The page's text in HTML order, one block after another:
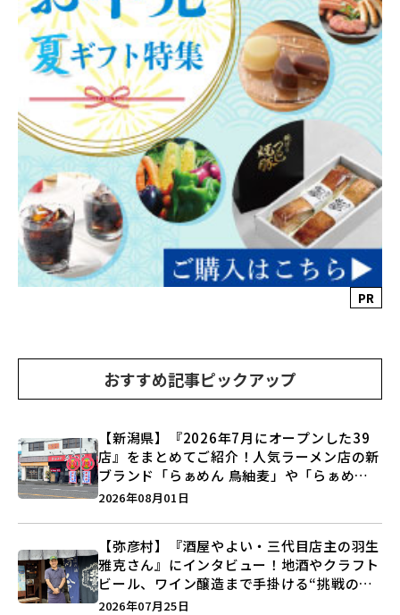
PR
おすすめ記事ピックアップ
【新潟県】『2026年7月にオープンした39
店』をまとめてご紹介！人気ラーメン店の新
ブランド「らぁめん 鳥紬麦」や「らぁめん
しょうがの空」など盛りだくさん♪
2026年08月01日
【弥彦村】『酒屋やよい・三代目店主の羽生
雅克さん』にインタビュー！地酒やクラフト
ビール、ワイン醸造まで手掛ける“挑戦の歴
史”に迫る♪
2026年07月25日